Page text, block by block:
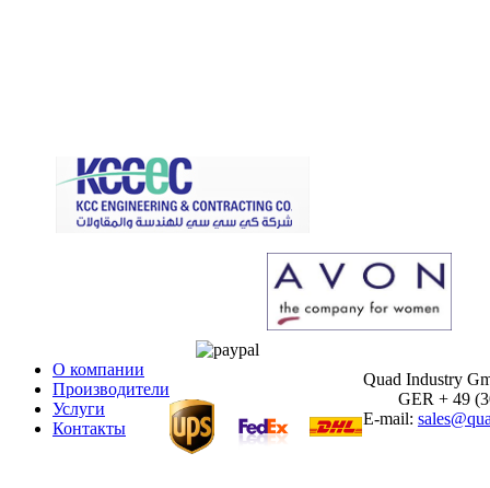
О компании
Производители
Услуги
Контакты
Quad Industry
GER + 49
E-mail: